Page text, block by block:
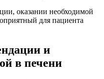
оказании необходимой
для пациента
и
в печени